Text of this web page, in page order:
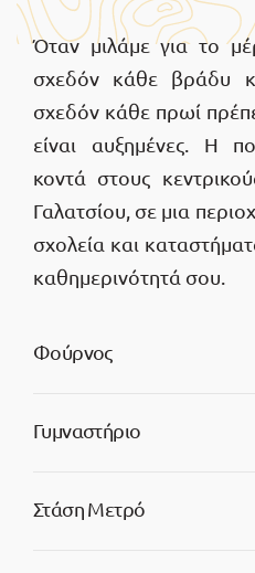
Όταν μιλάμε για το
σχεδόν κάθε βράδυ
σχεδόν κάθε πρωί
είναι αυξημένες. Η
κοντά στους
Γαλατσίου, σε μια
σχολεία και
καθημερινότητά σου.
Φούρνος
Γυμναστήριο
Στάση Μετρό